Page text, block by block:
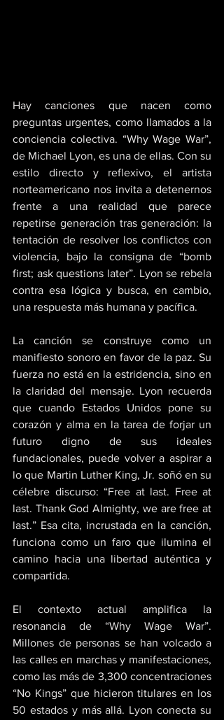
Hay canciones que nacen como
preguntas urgentes, como llamados a la
conciencia colectiva. “Why Wage War”,
de Michael Lyon, es una de ellas. Con su
estilo directo y reflexivo, el artista
norteamericano nos invita a detenernos
frente a una realidad que parece
repetirse generación tras generación: la
tentación de resolver los conflictos con
violencia, bajo la consigna de “bomb
first; ask questions later”. Lyon se rebela
contra esa lógica y busca, en cambio,
una respuesta más humana y pacífica.
La canción se construye como un
manifiesto sonoro en favor de la paz. Su
fuerza no está en la estridencia, sino en
la claridad del mensaje. Lyon recuerda
que cuando Estados Unidos pone su
corazón y alma en la tarea de forjar un
futuro digno de sus ideales
fundacionales, puede volver a aspirar a
lo que Martin Luther King, Jr. soñó en su
célebre discurso: “Free at last. Free at
last. Thank God Almighty, we are free at
last.” Esa cita, incrustada en la canción,
funciona como un faro que ilumina el
camino hacia una libertad auténtica y
compartida.
El contexto actual amplifica la
resonancia de “Why Wage War”.
Millones de personas se han volcado a
las calles en marchas y manifestaciones,
como las más de 3,300 concentraciones
“No Kings” que hicieron titulares en los
50 estados y más allá. Lyon conecta su